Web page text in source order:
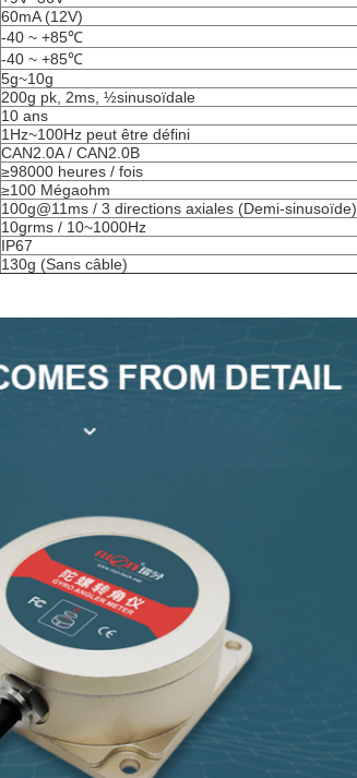
60mA (12V)
-40 ~ +85℃
-40 ~ +85℃
5g~10g
200g pk, 2ms, ½sinusoïdale
10 ans
1Hz~100Hz peut être défini
CAN2.0A / CAN2.0B
≥98000 heures / fois
≥100 Mégaohm
100g@11ms / 3 directions axiales (Demi-sinusoïde)
10grms / 10~1000Hz
IP67
130g (Sans câble)